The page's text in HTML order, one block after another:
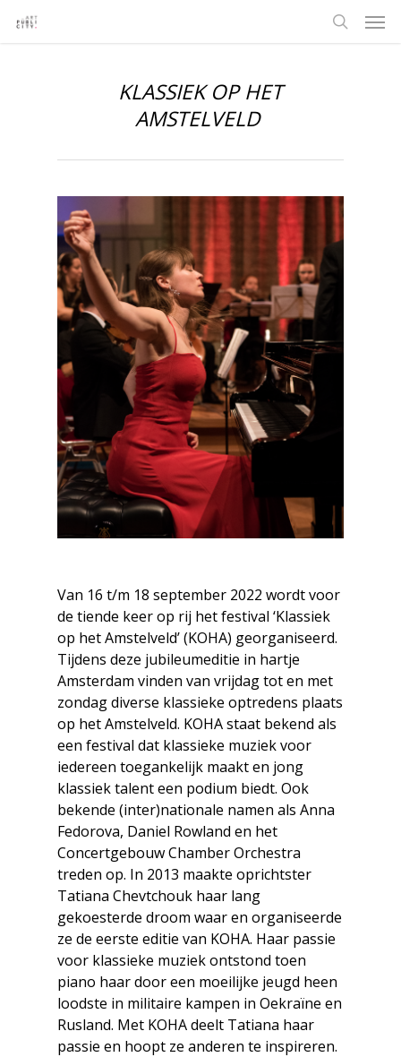
KLASSIEK OP HET
AMSTELVELD
Van 16 t/m 18 september 2022 wordt voor
de tiende keer op rij het festival ‘Klassiek
op het Amstelveld’ (KOHA) georganiseerd.
Tijdens deze jubileumeditie in hartje
Amsterdam vinden van vrijdag tot en met
zondag diverse klassieke optredens plaats
op het Amstelveld. KOHA staat bekend als
een festival dat klassieke muziek voor
iedereen toegankelijk maakt en jong
klassiek talent een podium biedt. Ook
bekende (inter)nationale namen als Anna
Fedorova, Daniel Rowland en het
Concertgebouw Chamber Orchestra
treden op. In 2013 maakte oprichtster
Tatiana Chevtchouk haar lang
gekoesterde droom waar en organiseerde
ze de eerste editie van KOHA. Haar passie
voor klassieke muziek ontstond toen
piano haar door een moeilijke jeugd heen
loodste in militaire kampen in Oekraïne en
Rusland. Met KOHA deelt Tatiana haar
passie en hoopt ze anderen te inspireren.